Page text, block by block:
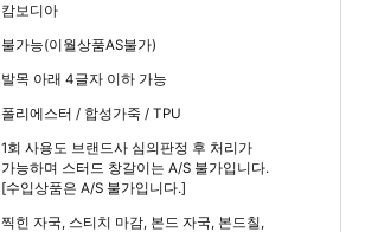
캄보디아
불가능(이월상품AS불가)
발목 아래 4글자 이하 가능
폴리에스터 / 합성가죽 / TPU
1회 사용도 브랜드사 심의판정 후 처리가
가능하며 스터드 창갈이는 A/S 불가입니다.
[수입상품은 A/S 불가입니다.]
찍힌 자국, 스티치 마감, 본드 자국, 본드칠,